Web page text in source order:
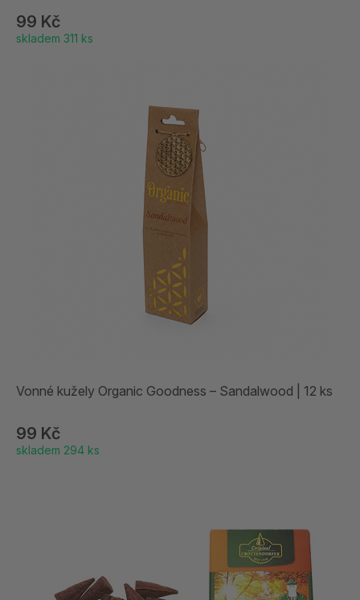
99 Kč
skladem 311 ks
Vonné kužely Organic Goodness – Sandalwood | 12 ks
99 Kč
skladem 294 ks